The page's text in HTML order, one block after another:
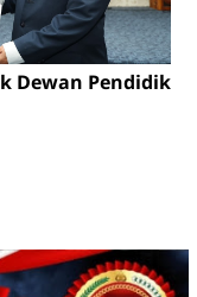
Pendidikan